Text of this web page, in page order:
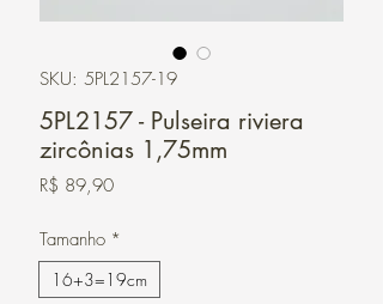
SKU: 5PL2157-19
5PL2157 - Pulseira riviera
zircônias 1,75mm
R$ 89,90Preço
Tamanho *
16+3=19cm